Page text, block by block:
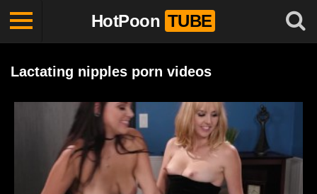
HotPoon TUBE
Lactating nipples porn videos